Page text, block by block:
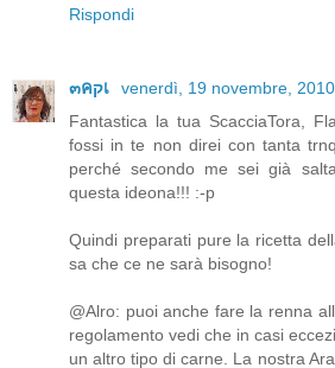
Rispondi
๓คקเ
venerdì, 19 novembre, 2010
Fantastica la tua ScacciaTora,
fossi in te non direi con tanta
perché secondo me sei già
questa ideona!!! :-p
Quindi preparati pure la ricetta
sa che ce ne sarà bisogno!
@Alro: puoi anche fare la renna
regolamento vedi che in casi
un altro tipo di carne. La nostra